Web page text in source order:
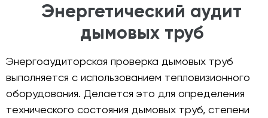
Энергетический аудит
дымовых труб
Энергоаудиторская проверка дымовых труб
выполняется с использованием тепловизионного
оборудования. Делается это для определения
технического состояния дымовых труб, степени